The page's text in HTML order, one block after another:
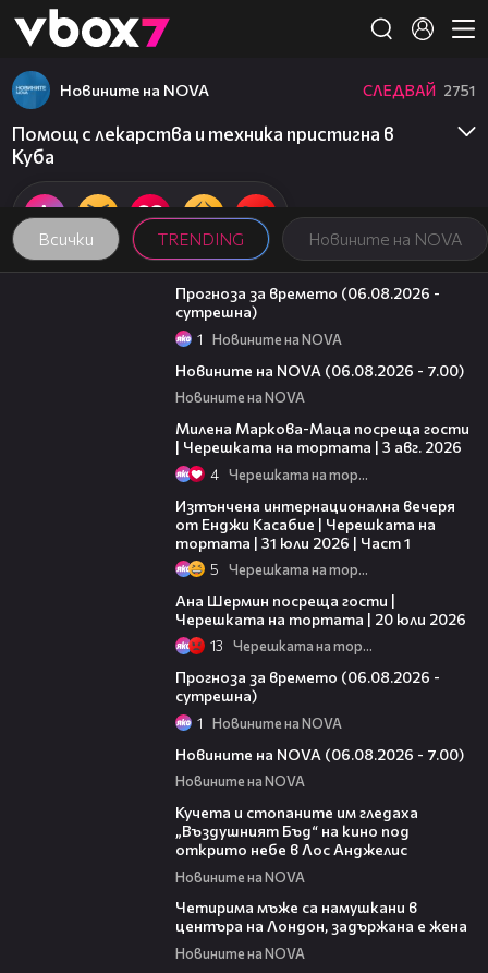
👾
Всички TRENDING Новините на NOVA
Новините на NOVA СЛЕДВАЙ 2751
Помощ с лекарства и техника пристигна в
Куба
01:47
Прогноза за времето (06.08.2026 -
сутрешна)
1 Новините на NOVA
Новините на NOVA (06.08.2026 - 7.00)
Новините на NOVA
Милена Маркова-Маца посреща гости
| Черешката на тортата | 3 авг. 2026
4 Черешката на тортата
Изтънчена интернационална вечеря
от Енджи Касабие | Черешката на
тортата | 31 юли 2026 | Част 1
5 Черешката на тортата
Ана Шермин посреща гости |
Черешката на тортата | 20 юли 2026
13 Черешката на тортата
Прогноза за времето (06.08.2026 -
сутрешна)
1 Новините на NOVA
Новините на NOVA (06.08.2026 - 7.00)
Новините на NOVA
Кучета и стопаните им гледаха
„Въздушният Бъд“ на кино под
открито небе в Лос Анджелис
Новините на NOVA
Четирима мъже са намушкани в
центъра на Лондон, задържана е жена
Новините на NOVA